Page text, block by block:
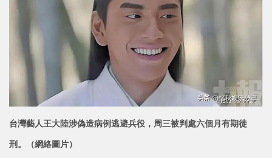
台灣藝人王大陸涉偽造病例逃避兵役，周三被判處六個月有期徒
刑。（網絡圖片）